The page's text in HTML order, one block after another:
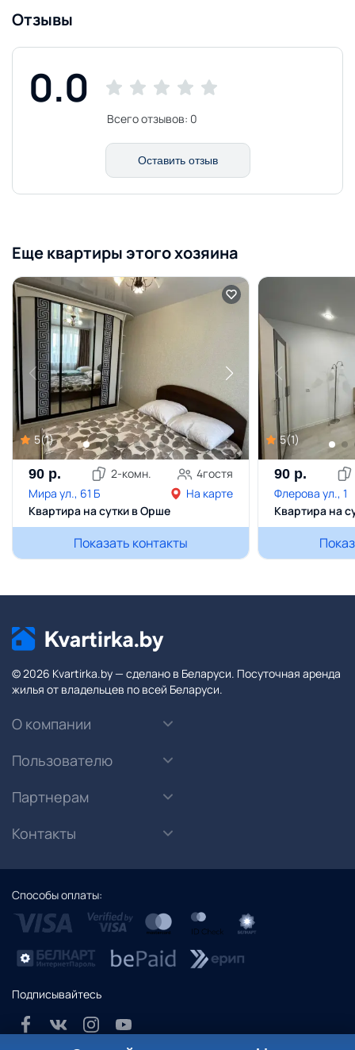
Отзывы
0.0
Всего отзывов: 0
Оставить отзыв
Еще квартиры этого хозяина
5(1)
90 р. 2-комн. 4гостя
Мира ул., 61 Б
На карте
Квартира на сутки в Орше
Показать контакты
5(1)
90 р.
Флерова ул., 1
Квартира на
© 2026 Kvartirka.by — сделано в Беларуси. Посуточная аренда
жилья от владельцев по всей Беларуси.
О компании
Пользователю
Партнерам
Контакты
Способы оплаты:
Подписывайтесь